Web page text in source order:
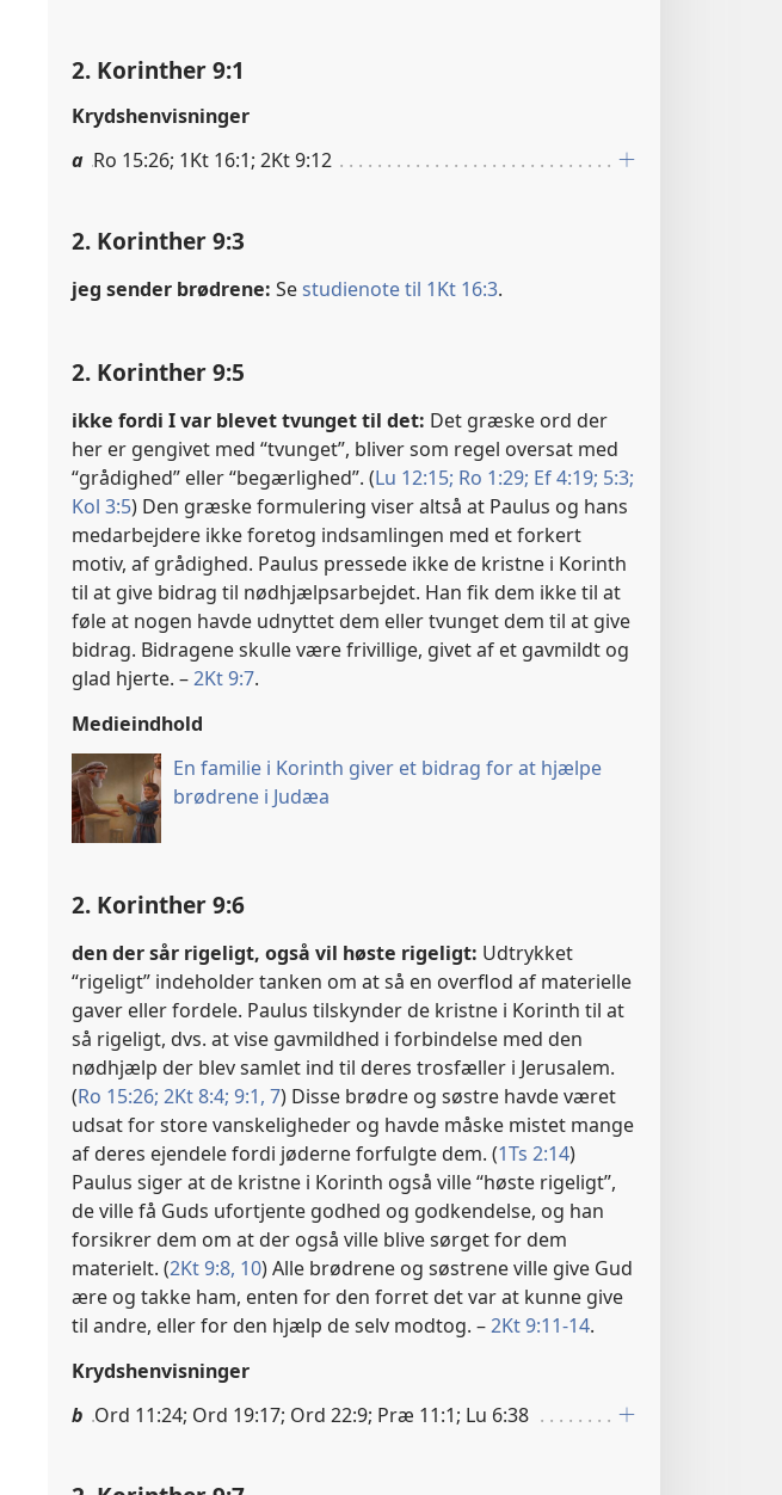
2. Korinther 9:1
Krydshenvisninger
a Ro 15:26; 1Kt 16:1; 2Kt 9:12
2. Korinther 9:3
jeg sender brødrene: Sestudienote til 1Kt 16:3.
2. Korinther 9:5
ikke fordi I var blevet tvunget til det: Det græske ord der
her er gengivet med “tvunget”, bliver som regel oversat med
“grådighed” eller “begærlighed”. (Lu 12:15; Ro 1:29; Ef 4:19; 5:3;
Kol 3:5) Den græske formulering viser altså at Paulus og hans
medarbejdere ikke foretog indsamlingen med et forkert
motiv, af grådighed. Paulus pressede ikke de kristne i Korinth
til at give bidrag til nødhjælpsarbejdet. Han fik dem ikke til at
føle at nogen havde udnyttet dem eller tvunget dem til at give
bidrag. Bidragene skulle være frivillige, givet af et gavmildt og
glad hjerte. –2Kt 9:7.
Medieindhold
En familie i Korinth giver et bidrag for at hjælpe
brødrene i Judæa
2. Korinther 9:6
den der sår rigeligt, også vil høste rigeligt: Udtrykket
“rigeligt” indeholder tanken om at så en overflod af materielle
gaver eller fordele. Paulus tilskynder de kristne i Korinth til at
så rigeligt, dvs. at vise gavmildhed i forbindelse med den
nødhjælp der blev samlet ind til deres trosfæller i Jerusalem.
(Ro 15:26; 2Kt 8:4; 9:1, 7) Disse brødre og søstre havde været
udsat for store vanskeligheder og havde måske mistet mange
af deres ejendele fordi jøderne forfulgte dem. (1Ts 2:14)
Paulus siger at de kristne i Korinth også ville “høste rigeligt”,
de ville få Guds ufortjente godhed og godkendelse, og han
forsikrer dem om at der også ville blive sørget for dem
materielt. (2Kt 9:8, 10) Alle brødrene og søstrene ville give Gud
ære og takke ham, enten for den forret det var at kunne give
til andre, eller for den hjælp de selv modtog. –2Kt 9:11-14.
Krydshenvisninger
b Ord 11:24; Ord 19:17; Ord 22:9; Præ 11:1; Lu 6:38